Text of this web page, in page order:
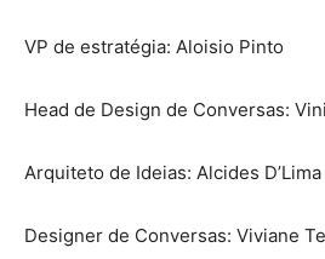
VP de estratégia: Aloisio Pinto
Head de Design de Conversas:
Arquiteto de Ideias: Alcides D’Lima
Designer de Conversas: Viviane